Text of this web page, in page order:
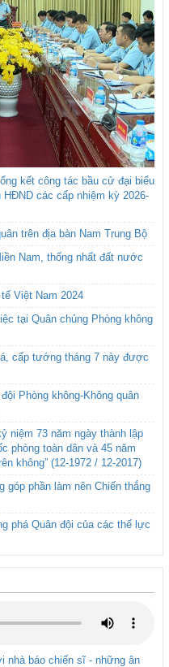
kết công tác bầu cử đại biểu
các cấp nhiệm kỳ 2026-
trên địa bàn Nam Trung Bộ
Nam, thống nhất đất nước
Việt Nam 2024
tại Quân chủng Phòng không
cấp tướng tháng 7 này được
Phòng không-Không quân
niệm 73 năm ngày thành lập
phòng toàn dân và 45 năm
không” (12-1972 / 12-2017)
góp phần làm nên Chiến thắng
phá Quân đội của các thế lực
nhà báo chiến sĩ - những ân